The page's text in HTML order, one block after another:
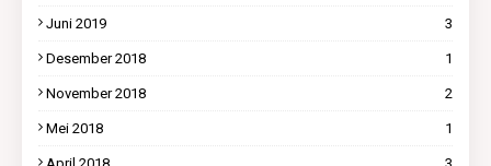
Juni 2019 3
Desember 2018 1
November 2018 2
Mei 2018 1